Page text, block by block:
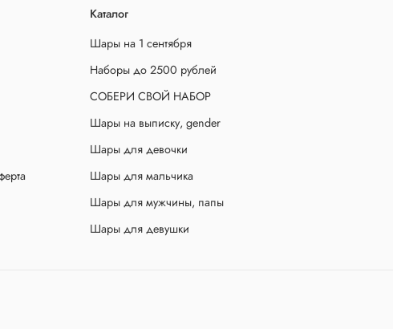
Каталог
Шары на 1 сентября
Наборы до 2500 рублей
СОБЕРИ СВОЙ НАБОР
Шары на выписку, gender
Шары для девочки
Шары для мальчика
Шары для мужчины, папы
Шары для девушки